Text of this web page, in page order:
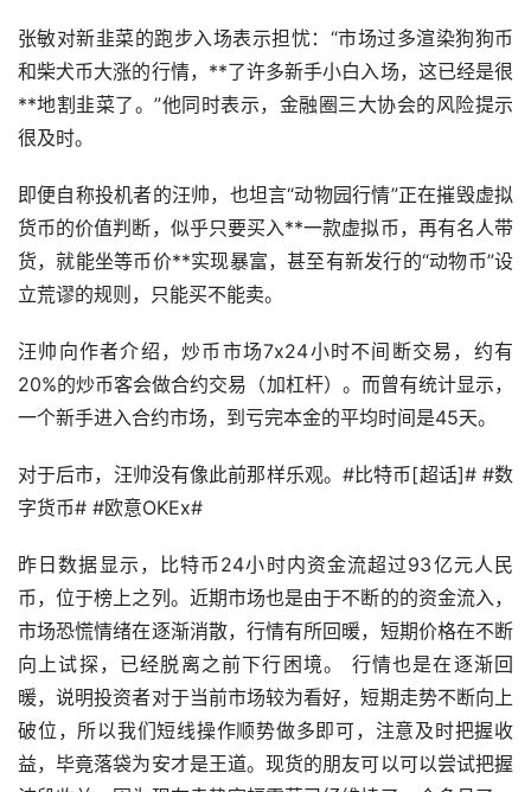
张敏对新韭菜的跑步入场表示担忧：“市场过多渲染狗狗币
和柴犬币大涨的行情，**了许多新手小白入场，这已经是很
**地割韭菜了。”他同时表示，金融圈三大协会的风险提示
很及时。
即便自称投机者的汪帅，也坦言“动物园行情”正在摧毁虚拟
货币的价值判断，似乎只要买入**一款虚拟币，再有名人带
货，就能坐等币价**实现暴富，甚至有新发行的“动物币”设
立荒谬的规则，只能买不能卖。
汪帅向作者介绍，炒币市场7x24小时不间断交易，约有
20%的炒币客会做合约交易（加杠杆）。而曾有统计显示，
一个新手进入合约市场，到亏完本金的平均时间是45天。
对于后市，汪帅没有像此前那样乐观。#比特币[超话]# #数
字货币# #欧意OKEx#
昨日数据显示，比特币24小时内资金流超过93亿元人民
币，位于榜上之列。近期市场也是由于不断的的资金流入，
市场恐慌情绪在逐渐消散，行情有所回暖，短期价格在不断
向上试探，已经脱离之前下行困境。 行情也是在逐渐回
暖，说明投资者对于当前市场较为看好，短期走势不断向上
破位，所以我们短线操作顺势做多即可，注意及时把握收
益，毕竟落袋为安才是王道。现货的朋友可以可以尝试把握